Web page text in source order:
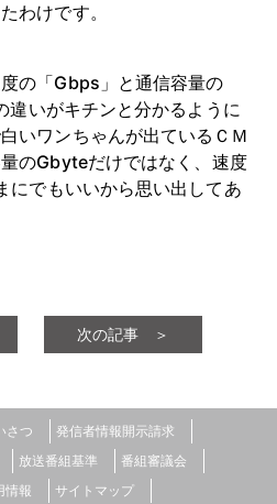
わけです。
の「Gbps」と通信容量の
違いがキチンと分かるように
いワンちゃんが出ているＣＭ
のGbyteだけではなく、速度
にでもいいから思い出してあ
次の記事 ＞
さつ
発信者情報開示請求
放送番組基準
番組審議会
情報 サイトマップ